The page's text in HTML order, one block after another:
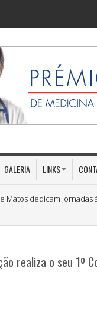
GALERIA LINKS
dedicam Jornadas
realiza o seu 1º